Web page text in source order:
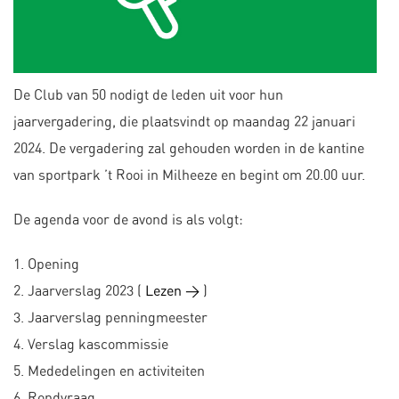
De Club van 50 nodigt de leden uit voor hun
jaarvergadering, die plaatsvindt op maandag 22 januari
2024. De vergadering zal gehouden worden in de kantine
van sportpark ’t Rooi in Milheeze en begint om 20.00 uur.
De agenda voor de avond is als volgt:
1. Opening
2. Jaarverslag 2023 (
Lezen >
3. Jaarverslag penningmeester
4. Verslag kascommissie
5. Mededelingen en activiteiten